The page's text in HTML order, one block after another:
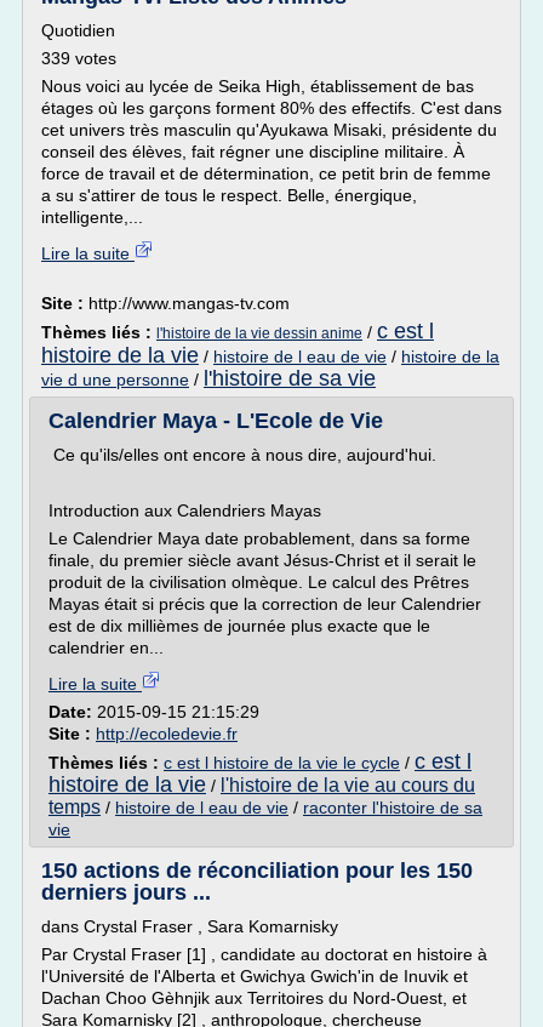
Quotidien
339 votes
Nous voici au lycée de Seika High, établissement de bas
étages où les garçons forment 80% des effectifs. C'est dans
cet univers très masculin qu'Ayukawa Misaki, présidente du
conseil des élèves, fait régner une discipline militaire. À
force de travail et de détermination, ce petit brin de femme
a su s'attirer de tous le respect. Belle, énergique,
intelligente,...
Lire la suite
Site : http://www.mangas-tv.com
Thèmes liés : l'histoire de la vie dessin anime / c est l
histoire de la vie / histoire de l eau de vie / histoire de la
vie d une personne / l'histoire de sa vie
Calendrier Maya - L'Ecole de Vie
Ce qu'ils/elles ont encore à nous dire, aujourd'hui.
Introduction aux Calendriers Mayas
Le Calendrier Maya date probablement, dans sa forme
finale, du premier siècle avant Jésus-Christ et il serait le
produit de la civilisation olmèque. Le calcul des Prêtres
Mayas était si précis que la correction de leur Calendrier
est de dix millièmes de journée plus exacte que le
calendrier en...
Lire la suite
Date: 2015-09-15 21:15:29
Site : http://ecoledevie.fr
Thèmes liés : c est l histoire de la vie le cycle / c est l
histoire de la vie / l'histoire de la vie au cours du
temps / histoire de l eau de vie / raconter l'histoire de sa
vie
150 actions de réconciliation pour les 150
derniers jours ...
dans Crystal Fraser , Sara Komarnisky
Par Crystal Fraser [1] , candidate au doctorat en histoire à
l'Université de l'Alberta et Gwichya Gwich'in de Inuvik et
Dachan Choo Gèhnjik aux Territoires du Nord-Ouest, et
Sara Komarnisky [2] , anthropologue, chercheuse